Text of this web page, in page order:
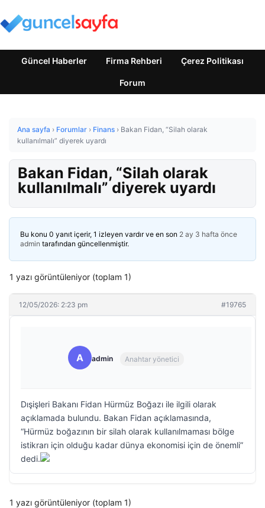
Güncel Haberler Firma Rehberi Çerez Politikası
Forum
Ana sayfa › Forumlar › Finans › Bakan Fidan, “Silah olarak
kullanılmalı” diyerek uyardı
Bakan Fidan, “Silah olarak
kullanılmalı” diyerek uyardı
Bu konu 0 yanıt içerir, 1 izleyen vardır ve en son 2 ay 3 hafta önce
admin tarafından güncellenmiştir.
1 yazı görüntüleniyor (toplam 1)
12/05/2026: 2:23 pm #19765
A admin Anahtar yönetici
Dışişleri Bakanı Fidan Hürmüz Boğazı ile ilgili olarak
açıklamada bulundu. Bakan Fidan açıklamasında,
“Hürmüz boğazının bir silah olarak kullanılmaması bölge
istikrarı için olduğu kadar dünya ekonomisi için de önemli”
dedi.
1 yazı görüntüleniyor (toplam 1)